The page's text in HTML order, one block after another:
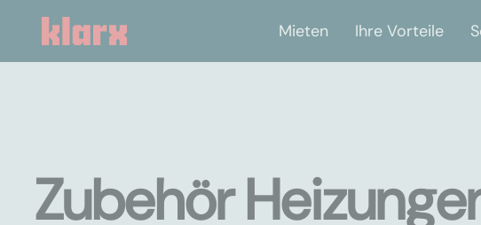
Mieten Ihre Vorteile
Zubehör